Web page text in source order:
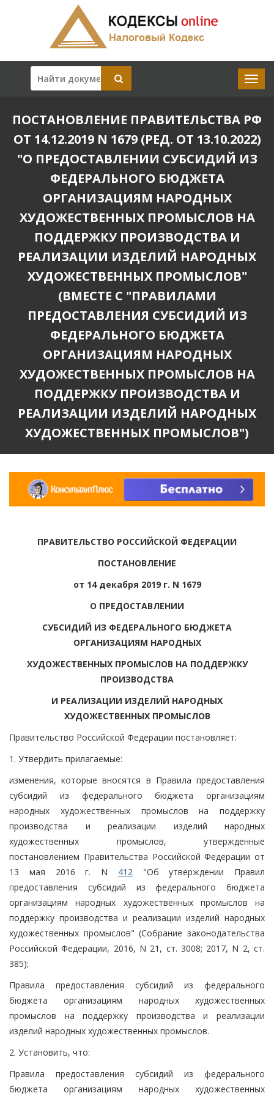
ПОСТАНОВЛЕНИЕ ПРАВИТЕЛЬСТВА РФ
ОТ 14.12.2019 N 1679 (РЕД. ОТ 13.10.2022)
"О ПРЕДОСТАВЛЕНИИ СУБСИДИЙ ИЗ
ФЕДЕРАЛЬНОГО БЮДЖЕТА
ОРГАНИЗАЦИЯМ НАРОДНЫХ
ХУДОЖЕСТВЕННЫХ ПРОМЫСЛОВ НА
ПОДДЕРЖКУ ПРОИЗВОДСТВА И
РЕАЛИЗАЦИИ ИЗДЕЛИЙ НАРОДНЫХ
ХУДОЖЕСТВЕННЫХ ПРОМЫСЛОВ"
(ВМЕСТЕ С "ПРАВИЛАМИ
ПРЕДОСТАВЛЕНИЯ СУБСИДИЙ ИЗ
ФЕДЕРАЛЬНОГО БЮДЖЕТА
ОРГАНИЗАЦИЯМ НАРОДНЫХ
ХУДОЖЕСТВЕННЫХ ПРОМЫСЛОВ НА
ПОДДЕРЖКУ ПРОИЗВОДСТВА И
РЕАЛИЗАЦИИ ИЗДЕЛИЙ НАРОДНЫХ
ХУДОЖЕСТВЕННЫХ ПРОМЫСЛОВ")
ПРАВИТЕЛЬСТВО РОССИЙСКОЙ ФЕДЕРАЦИИ
ПОСТАНОВЛЕНИЕ
от 14 декабря 2019 г. N 1679
О ПРЕДОСТАВЛЕНИИ
СУБСИДИЙ ИЗ ФЕДЕРАЛЬНОГО БЮДЖЕТА
ОРГАНИЗАЦИЯМ НАРОДНЫХ
ХУДОЖЕСТВЕННЫХ ПРОМЫСЛОВ НА ПОДДЕРЖКУ
ПРОИЗВОДСТВА
И РЕАЛИЗАЦИИ ИЗДЕЛИЙ НАРОДНЫХ
ХУДОЖЕСТВЕННЫХ ПРОМЫСЛОВ
Правительство Российской Федерации постановляет:
1. Утвердить прилагаемые:
изменения, которые вносятся в Правила предоставления
субсидий из федерального бюджета организациям
народных художественных промыслов на поддержку
производства и реализации изделий народных
художественных промыслов, утвержденные
постановлением Правительства Российской Федерации от
13 мая 2016 г. N 412 "Об утверждении Правил
предоставления субсидий из федерального бюджета
организациям народных художественных промыслов на
поддержку производства и реализации изделий народных
художественных промыслов" (Собрание законодательства
Российской Федерации, 2016, N 21, ст. 3008; 2017, N 2, ст.
385);
Правила предоставления субсидий из федерального
бюджета организациям народных художественных
промыслов на поддержку производства и реализации
изделий народных художественных промыслов.
2. Установить, что:
Правила предоставления субсидий из федерального
бюджета организациям народных художественных